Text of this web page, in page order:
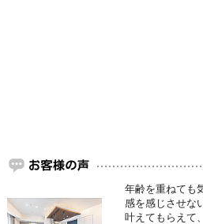
年齢を重ねても
感を感じさせな
叶えてもらえて